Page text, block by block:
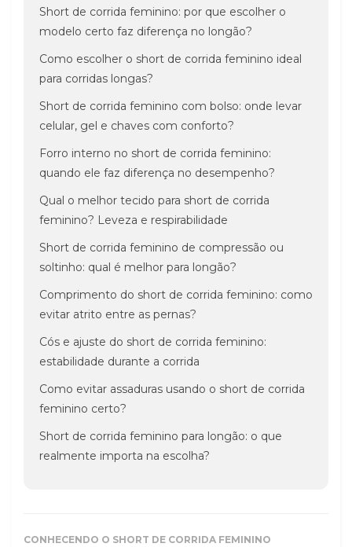
Short de corrida feminino: por que escolher o
modelo certo faz diferença no longão?
Como escolher o short de corrida feminino ideal
para corridas longas?
Short de corrida feminino com bolso: onde levar
celular, gel e chaves com conforto?
Forro interno no short de corrida feminino:
quando ele faz diferença no desempenho?
Qual o melhor tecido para short de corrida
feminino? Leveza e respirabilidade
Short de corrida feminino de compressão ou
soltinho: qual é melhor para longão?
Comprimento do short de corrida feminino: como
evitar atrito entre as pernas?
Cós e ajuste do short de corrida feminino:
estabilidade durante a corrida
Como evitar assaduras usando o short de corrida
feminino certo?
Short de corrida feminino para longão: o que
realmente importa na escolha?
CONHECENDO O SHORT DE CORRIDA FEMININO